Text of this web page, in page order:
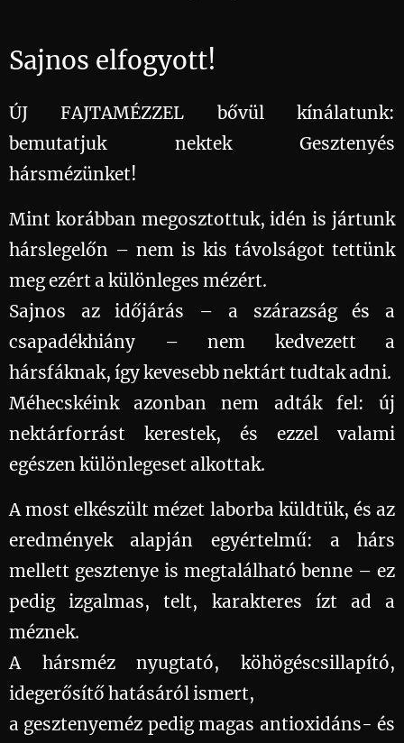
Sajnos elfogyott!
ÚJ FAJTAMÉZZEL bővül kínálatunk:
bemutatjuk nektek Gesztenyés
hársmézünket! 🌳🌼
Mint korábban megosztottuk, idén is jártunk
hárslegelőn – nem is kis távolságot tettünk
meg ezért a különleges mézért.
Sajnos az időjárás – a szárazság és a
csapadékhiány – nem kedvezett a
hársfáknak, így kevesebb nektárt tudtak adni.
Méhecskéink azonban nem adták fel: új
nektárforrást kerestek, és ezzel valami
egészen különlegeset alkottak. 💛
A most elkészült mézet laborba küldtük, és az
eredmények alapján egyértelmű: a hárs
mellett gesztenye is megtalálható benne – ez
pedig izgalmas, telt, karakteres ízt ad a
méznek.
A hársméz nyugtató, köhögéscsillapító,
idegerősítő hatásáról ismert,
a gesztenyeméz pedig magas antioxidáns- és